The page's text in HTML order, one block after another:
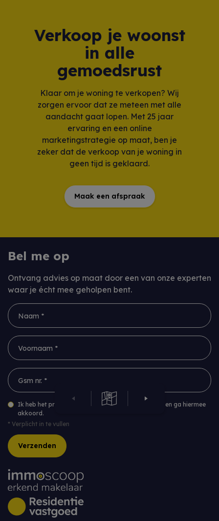
Verkoop je woonst
in alle
gemoedsrust
Klaar om je woning te verkopen? Wij
zorgen ervoor dat ze meteen met alle
aandacht gaat lopen. Met 25 jaar
ervaring en een online
marketingstrategie op maat, ben je
zeker dat de verkoop van je woning in
geen tijd is geklaard.
Maak een afspraak
Bel me op
Ontvang advies op maat door een van onze experten
waar je écht mee geholpen bent.
Naam *
Voornaam *
Gsm nr. *
Ik heb het privacybeleid van deze website gelezen en ga hiermee
akkoord.
* Verplicht in te vullen
Verzenden